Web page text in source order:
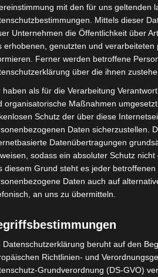
STADIEN
Ben Salem
mit den für uns geltenden
Mittels dieser
Unternehmen die Öffentlichkeit über
erhobenen, genutzten und
Ferner werden betroffene
über die ihnen
haben als für die Verarbeitung
organisatorische Maßnahmen
Schutz der über diese
Daten sicherzustellen.
Datenübertragungen
sodass ein absoluter Schutz nicht
diesem Grund steht es jeder betroffenen
Daten auch auf
an uns zu übermitteln.
Datenschutzerklärung beruht auf den
Richtlinien- und
Grundverordnung (DS-GVO)